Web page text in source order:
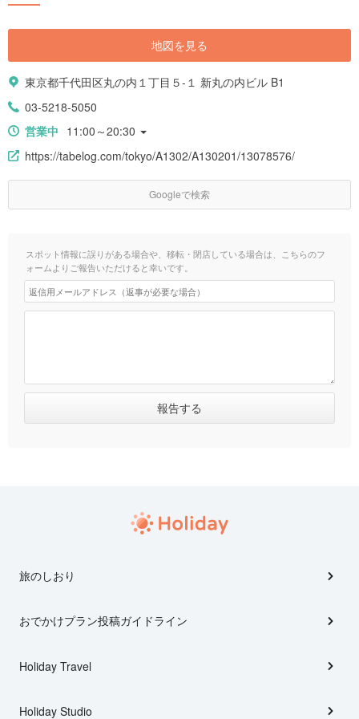
地図を見る
東京都千代田区丸の内１丁目５-１ 新丸の内ビル B1
03-5218-5050
営業中 11:00～20:30
https://tabelog.com/tokyo/A1302/A130201/13078576/
Googleで検索
スポット情報に誤りがある場合や、移転・閉店している場合は、こちらのフ
ォームよりご報告いただけると幸いです。
旅のしおり
おでかけプラン投稿ガイドライン
Holiday Travel
Holiday Studio